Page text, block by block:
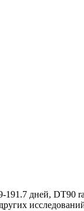
дней, DT90